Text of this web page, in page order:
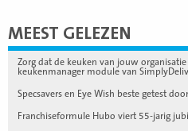
MEEST GELEZEN
Zorg dat de keuken van jouw
keukenmanager module van
Specsavers en Eye Wish beste getest
Franchiseformule Hubo viert 55-jarig